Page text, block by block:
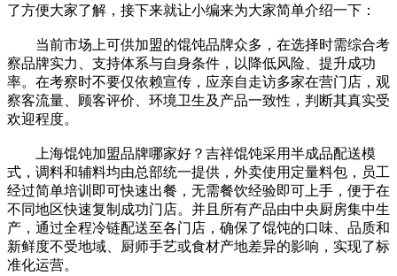
了方便大家了解，接下来就让小编来为大家简单介绍一下：
当前市场上可供加盟的馄饨品牌众多，在选择时需综合考
察品牌实力、支持体系与自身条件，以降低风险、提升成功
率。在考察时不要仅依赖宣传，应亲自走访多家在营门店，观
察客流量、顾客评价、环境卫生及产品一致性，判断其真实受
欢迎程度。
上海馄饨加盟品牌哪家好？吉祥馄饨采用半成品配送模
式，调料和辅料均由总部统一提供，外卖使用定量料包，员工
经过简单培训即可快速出餐，无需餐饮经验即可上手，便于在
不同地区快速复制成功门店。‌并且所有产品由中央厨房集中生
产，通过全程冷链配送至各门店，确保了馄饨的口味、品质和
新鲜度不受地域、厨师手艺或食材产地差异的影响，实现了标
准化运营。